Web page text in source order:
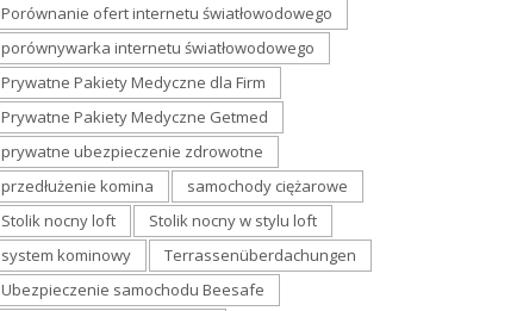
Porównanie ofert internetu światłowodowego
porównywarka internetu światłowodowego
Prywatne Pakiety Medyczne dla Firm
Prywatne Pakiety Medyczne Getmed
prywatne ubezpieczenie zdrowotne
przedłużenie komina
samochody ciężarowe
Stolik nocny loft
Stolik nocny w stylu loft
system kominowy
Terrassenüberdachungen
Ubezpieczenie samochodu Beesafe